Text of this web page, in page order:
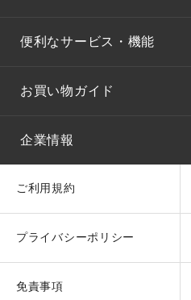
便利なサービス・機能
お買い物ガイド
企業情報
ご利用規約
プライバシーポリシー
免責事項